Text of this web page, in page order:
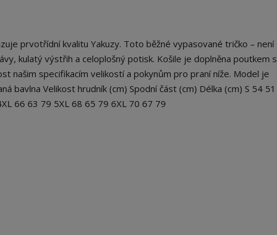
prvotřídní kvalitu Yakuzy. Toto běžné vypasované tričko – není
kulatý výstřih a celoplošný potisk. Košile je doplněna poutkem s
našim specifikacím velikostí a pokynům pro praní níže. Model je
bavlna Velikost hrudník (cm) Spodní část (cm) Délka (cm) S 54 51
66 63 79 5XL 68 65 79 6XL 70 67 79